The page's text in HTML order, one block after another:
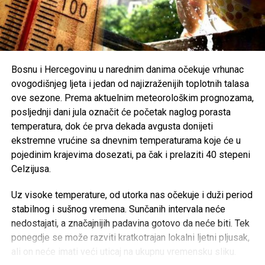
Organizatori Zenica Summer Festa poručili su da je odluka
o otkazivanju donesena iz poštovanja prema nastradalima i
njihovim porodicama, naglašavajući da će prilika za muziku
i zabavu uvijek biti, dok izgubljeni životi ne mogu biti
vraćeni.
Brojni građani podržali su ovu odluku, ističući da u
trenucima kolektivne tuge solidarnost i suosjećanje moraju
biti ispred svih drugih interesa.
Rasprava koja se razvila na društvenim mrežama još
jednom je pokazala koliko je važno njegovati kulturu
empatije, poštovanja i odgovornosti, posebno u trenucima
kada cijela zajednica dijeli bol zbog nenadoknadivog
gubitka.
Bosnu i Hercegovinu u narednim danima očekuje vrhunac
ovogodišnjeg ljeta i jedan od najizraženijih toplotnih talasa
ove sezone. Prema aktuelnim meteorološkim prognozama,
posljednji dani jula označit će početak naglog porasta
temperatura, dok će prva dekada avgusta donijeti
ekstremne vrućine sa dnevnim temperaturama koje će u
pojedinim krajevima dosezati, pa čak i prelaziti 40 stepeni
Celzijusa.
Uz visoke temperature, od utorka nas očekuje i duži period
stabilnog i sušnog vremena. Sunčanih intervala neće
nedostajati, a značajnijih padavina gotovo da neće biti. Tek
ponegdje se može razviti kratkotrajan lokalni ljetni pljusak,
ali on neće imati veći uticaj na ukupnu vremensku sliku.